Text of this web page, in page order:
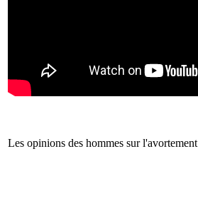
Les opinions des hommes sur l'avortement